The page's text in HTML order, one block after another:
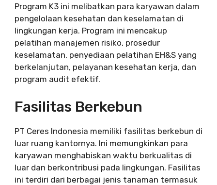
Program K3 ini melibatkan para karyawan dalam
pengelolaan kesehatan dan keselamatan di
lingkungan kerja. Program ini mencakup
pelatihan manajemen risiko, prosedur
keselamatan, penyediaan pelatihan EH&S yang
berkelanjutan, pelayanan kesehatan kerja, dan
program audit efektif.
Fasilitas Berkebun
PT Ceres Indonesia memiliki fasilitas berkebun di
luar ruang kantornya. Ini memungkinkan para
karyawan menghabiskan waktu berkualitas di
luar dan berkontribusi pada lingkungan. Fasilitas
ini terdiri dari berbagai jenis tanaman termasuk